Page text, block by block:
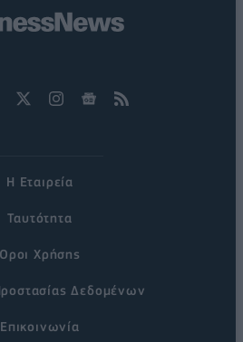
Η Εταιρεία
Ταυτότητα
Όροι Χρήσης
Δεδομένων
Επικοινωνία